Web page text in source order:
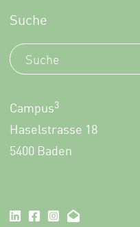
Suche
Campus3
Haselstrasse 18
5400 Baden